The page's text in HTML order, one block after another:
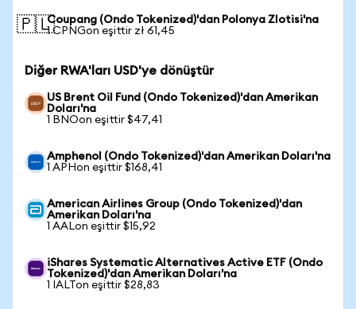
🇵🇱Coupang (Ondo Tokenized)'dan Polonya Zlotisi'na
1 CPNGon eşittir zł 61,45
Diğer RWA'ları USD'ye dönüştür
US Brent Oil Fund (Ondo Tokenized)'dan Amerikan
Doları'na
1 BNOon eşittir $47,41
Amphenol (Ondo Tokenized)'dan Amerikan Doları'na
1 APHon eşittir $168,41
American Airlines Group (Ondo Tokenized)'dan
Amerikan Doları'na
1 AALon eşittir $15,92
iShares Systematic Alternatives Active ETF (Ondo
Tokenized)'dan Amerikan Doları'na
1 IALTon eşittir $28,83